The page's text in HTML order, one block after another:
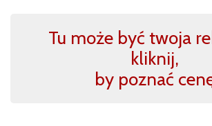
Tu może być twoja
kliknij,
by poznać